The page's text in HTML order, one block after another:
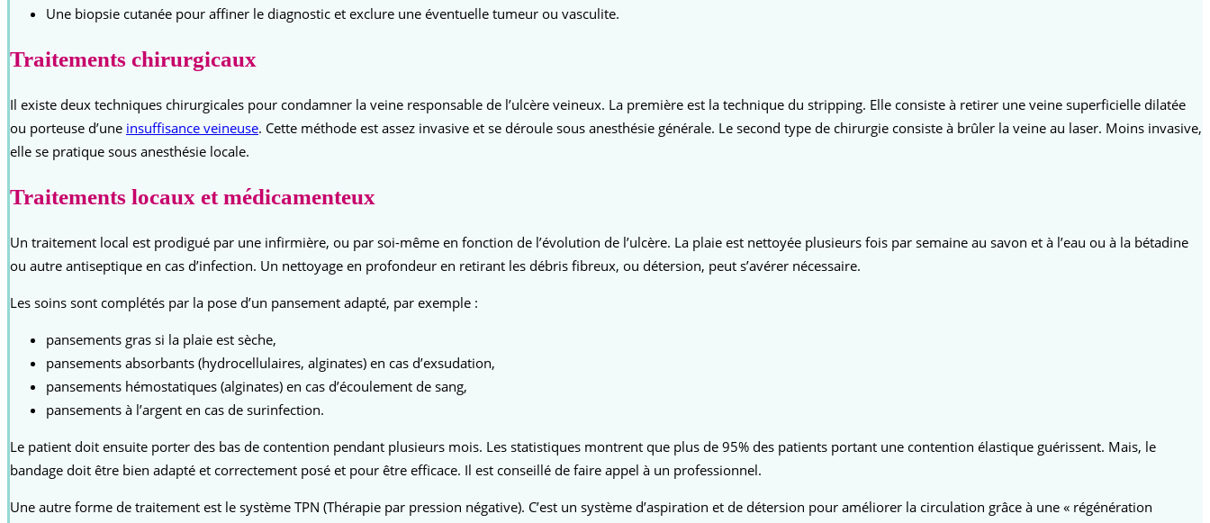
Une biopsie cutanée pour affiner le diagnostic et exclure une éventuelle tumeur ou vasculite.
Traitements chirurgicaux
Il existe deux techniques chirurgicales pour condamner la veine responsable de l’ulcère veineux. La première est la technique du stripping. Elle consiste à retirer une veine superficielle dilatée
ou porteuse d’une insuffisance veineuse. Cette méthode est assez invasive et se déroule sous anesthésie générale. Le second type de chirurgie consiste à brûler la veine au laser. Moins invasive,
elle se pratique sous anesthésie locale.
Traitements locaux et médicamenteux
Un traitement local est prodigué par une infirmière, ou par soi-même en fonction de l’évolution de l’ulcère. La plaie est nettoyée plusieurs fois par semaine au savon et à l’eau ou à la bétadine
ou autre antiseptique en cas d’infection. Un nettoyage en profondeur en retirant les débris fibreux, ou détersion, peut s’avérer nécessaire.
Les soins sont complétés par la pose d’un pansement adapté, par exemple :
pansements gras si la plaie est sèche,
pansements absorbants (hydrocellulaires, alginates) en cas d’exsudation,
pansements hémostatiques (alginates) en cas d’écoulement de sang,
pansements à l’argent en cas de surinfection.
Le patient doit ensuite porter des bas de contention pendant plusieurs mois. Les statistiques montrent que plus de 95% des patients portant une contention élastique guérissent. Mais, le
bandage doit être bien adapté et correctement posé et pour être efficace. Il est conseillé de faire appel à un professionnel.
Une autre forme de traitement est le système TPN (Thérapie par pression négative). C’est un système d’aspiration et de détersion pour améliorer la circulation grâce à une « régénération